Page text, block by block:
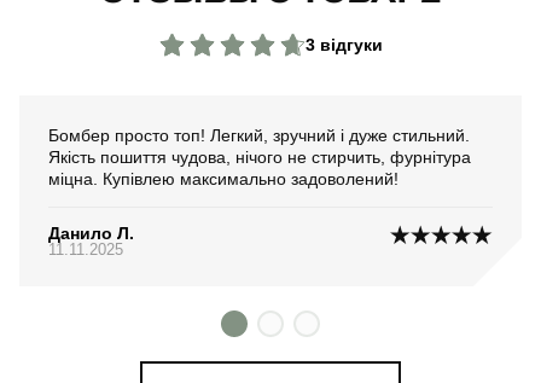
3 відгуки
Бомбер просто топ! Легкий, зручний і дуже стильний.
Якість пошиття чудова, нічого не стирчить, фурнітура
міцна. Купівлею максимально задоволений!
Данило Л.
11.11.2025